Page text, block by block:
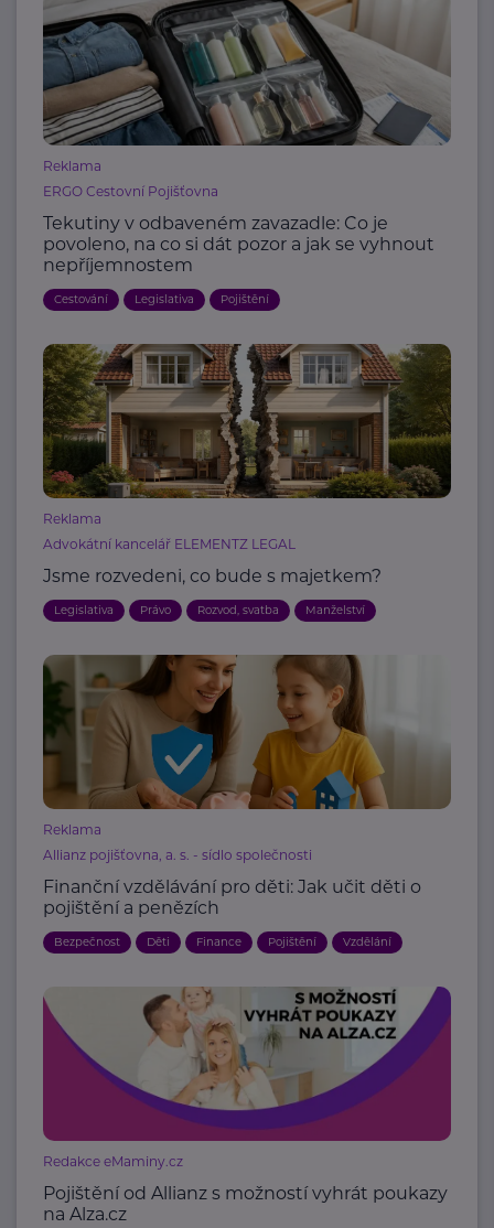
Reklama
ERGO Cestovní Pojišťovna
Tekutiny v odbaveném zavazadle: Co je
povoleno, na co si dát pozor a jak se vyhnout
nepříjemnostem
Cestování Legislativa Pojištění
Reklama
Advokátní kancelář ELEMENTZ LEGAL
Jsme rozvedeni, co bude s majetkem?
Legislativa Právo Rozvod, svatba Manželství
Reklama
Allianz pojišťovna, a. s. - sídlo společnosti
Finanční vzdělávání pro děti: Jak učit děti o
pojištění a penězích
Bezpečnost Děti Finance Pojištění Vzdělání
Redakce eMaminy.cz
Pojištění od Allianz s možností vyhrát poukazy
na Alza.cz